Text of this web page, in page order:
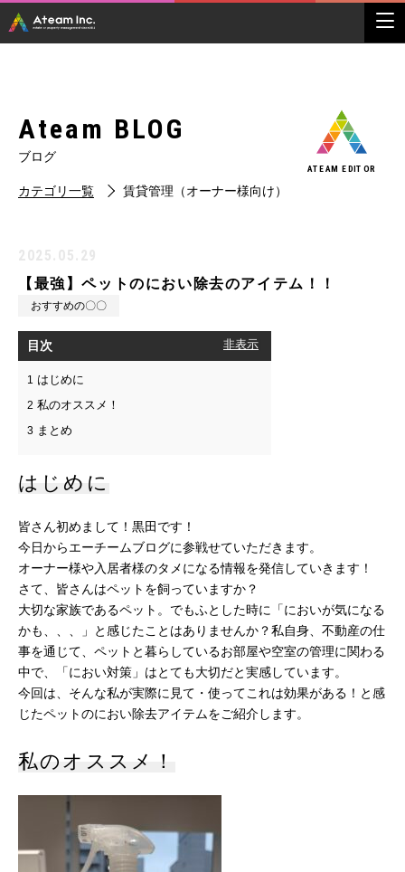
Ateam BLOG
ブログ
カテゴリ一覧 賃貸管理（オーナー様向け）
【最強】ペットのにおい除去のアイテム！！
ATEAM EDITOR
おすすめの〇〇
目次 非表示
1 はじめに
2 私のオススメ！
3 まとめ
はじめに
皆さん初めまして！黒田です！
今日からエーチームブログに参戦せていただきます。
オーナー様や入居者様のタメになる情報を発信していきます！
さて、皆さんはペットを飼っていますか？
大切な家族であるペット。でもふとした時に「においが気になる
かも、、、」と感じたことはありませんか？私自身、不動産の仕
事を通じて、ペットと暮らしているお部屋や空室の管理に関わる
中で、「におい対策」はとても大切だと実感しています。
今回は、そんな私が実際に見て・使ってこれは効果がある！と感
じたペットのにおい除去アイテムをご紹介します。
私のオススメ！